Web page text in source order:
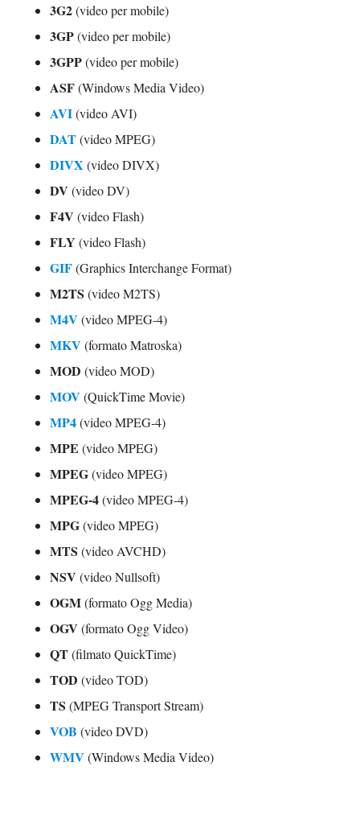
3G2(video per mobile)
3GP(video per mobile)
3GPP(video per mobile)
ASF(Windows Media Video)
AVI(video AVI)
DAT(video MPEG)
DIVX (video DIVX)
DV (video DV)
F4V (video Flash)
FLY (video Flash)
GIF(Graphics Interchange Format)
M2TS (video M2TS)
M4V(video MPEG-4)
MKV(formato Matroska)
MOD (video MOD)
MOV(QuickTime Movie)
MP4(video MPEG-4)
MPE (video MPEG)
MPEG(video MPEG)
MPEG-4(video MPEG-4)
MPG(video MPEG)
MTS (video AVCHD)
NSV (video Nullsoft)
OGM(formato Ogg Media)
OGV (formato Ogg Video)
QT(filmato QuickTime)
TOD (video TOD)
TS (MPEG Transport Stream)
VOB (video DVD)
WMV(Windows Media Video)